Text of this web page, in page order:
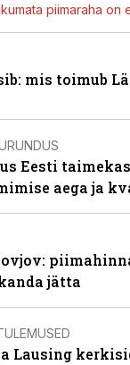
piimaraha on
mis toimub
Eesti
aega ja
jätta
Lausing